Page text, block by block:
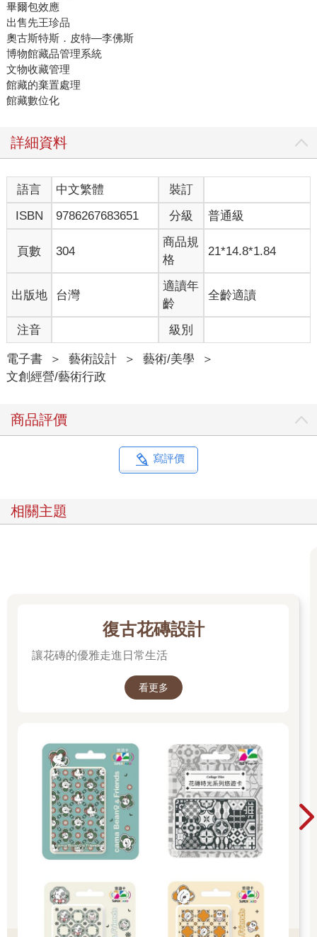
畢爾包效應
出售先王珍品
奧古斯特斯．皮特—李佛斯
博物館藏品管理系統
文物收藏管理
館藏的棄置處理
館藏數位化
詳細資料
語言 中文繁體
裝訂
ISBN
9786267683651 分級 普通級
頁數 304
商品規
格
21*14.8*1.84
出版地 台灣
適讀年
齡
全齡適讀
注音 級別
電子書 ＞ 藝術設計 ＞ 藝術/美學
＞
文創經營/藝術行政
商品評價
寫評價
相關主題
復古花磚設計
讓花磚的優雅走進日常生活
看更多